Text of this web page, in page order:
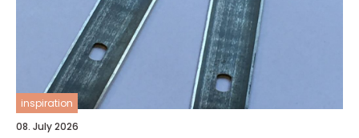
inspiration
08. July 2026